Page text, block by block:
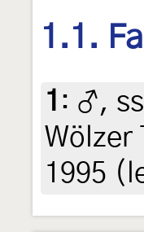
1.1.
1 : ♂,
Wölzer
1995